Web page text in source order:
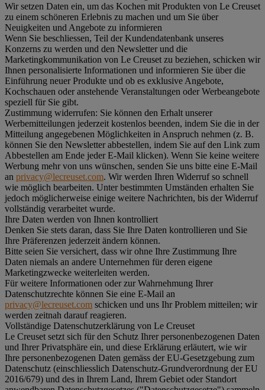
Wir setzen Daten ein, um das Kochen mit Produkten von Le Creuset
zu einem schöneren Erlebnis zu machen und um Sie über
Neuigkeiten und Angebote zu informieren
Wenn Sie beschliessen, Teil der Kundendatenbank unseres
Konzerns zu werden und den Newsletter und die
Marketingkommunikation von Le Creuset zu beziehen, schicken wir
Ihnen personalisierte Informationen und informieren Sie über die
Einführung neuer Produkte und ob es exklusive Angebote,
Kochschauen oder anstehende Veranstaltungen oder Werbeangebote
speziell für Sie gibt.
Zustimmung widerrufen: Sie können den Erhalt unserer
Werbemitteilungen jederzeit kostenlos beenden, indem Sie die in der
Mitteilung angegebenen Möglichkeiten in Anspruch nehmen (z. B.
können Sie den Newsletter abbestellen, indem Sie auf den Link zum
Abbestellen am Ende jeder E-Mail klicken). Wenn Sie keine weitere
Werbung mehr von uns wünschen, senden Sie uns bitte eine E-Mail
an privacy@lecreuset.com. Wir werden Ihren Widerruf so schnell
wie möglich bearbeiten. Unter bestimmten Umständen erhalten Sie
jedoch möglicherweise einige weitere Nachrichten, bis der Widerruf
vollständig verarbeitet wurde.
Ihre Daten werden von Ihnen kontrolliert
Denken Sie stets daran, dass Sie Ihre Daten kontrollieren und Sie
Ihre Präferenzen jederzeit ändern können.
Bitte seien Sie versichert, dass wir ohne Ihre Zustimmung Ihre
Daten niemals an andere Unternehmen für deren eigene
Marketingzwecke weiterleiten werden.
Für weitere Informationen oder zur Wahrnehmung Ihrer
Datenschutzrechte können Sie eine E-Mail an
privacy@lecreuset.com schicken und uns Ihr Problem mitteilen; wir
werden zeitnah darauf reagieren.
Vollständige Datenschutzerklärung von Le Creuset
Le Creuset setzt sich für den Schutz Ihrer personenbezogenen Daten
und Ihrer Privatsphäre ein, und diese Erklärung erläutert, wie wir
Ihre personenbezogenen Daten gemäss der EU-Gesetzgebung zum
Datenschutz (einschliesslich Datenschutz-Grundverordnung der EU
2016/679) und des in Ihrem Land, Ihrem Gebiet oder Standort